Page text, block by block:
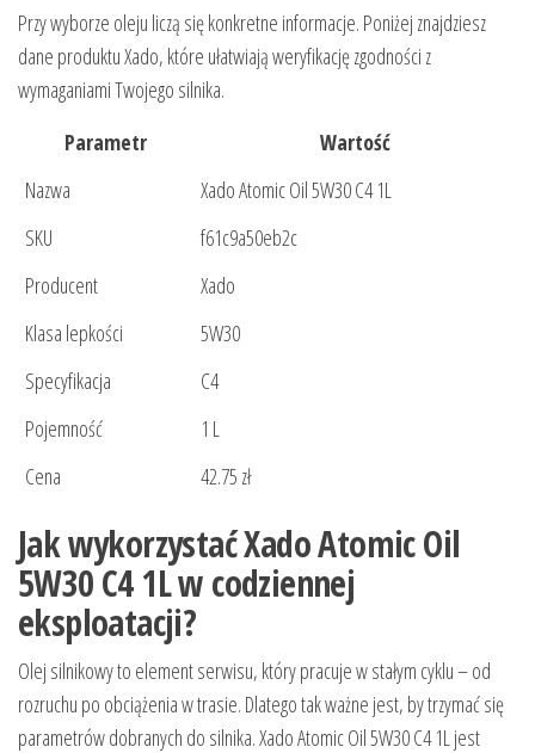
Przy wyborze oleju liczą się konkretne informacje. Poniżej znajdziesz
dane produktu Xado, które ułatwiają weryfikację zgodności z
wymaganiami Twojego silnika.
Parametr
Wartość
Nazwa
Xado Atomic Oil 5W30 C4 1L
SKU
f61c9a50eb2c
Producent
Xado
Klasa lepkości
5W30
Specyfikacja
C4
Pojemność
1 L
Cena
42.75 zł
Jak wykorzystać Xado Atomic Oil
5W30 C4 1L w codziennej
eksploatacji?
Olej silnikowy to element serwisu, który pracuje w stałym cyklu – od
rozruchu po obciążenia w trasie. Dlatego tak ważne jest, by trzymać się
parametrów dobranych do silnika. Xado Atomic Oil 5W30 C4 1L jest